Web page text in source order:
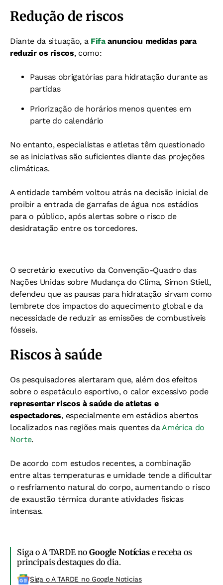
Redução de riscos
Diante da situação, a Fifaanunciou medidas para
reduzir os riscos, como:
Pausas obrigatórias para hidratação durante as
partidas
Priorização de horários menos quentes em
parte do calendário
No entanto, especialistas e atletas têm questionado
se as iniciativas são suficientes diante das projeções
climáticas.
A entidade também voltou atrás na decisão inicial de
proibir a entrada de garrafas de água nos estádios
para o público, após alertas sobre o risco de
desidratação entre os torcedores.
O secretário executivo da Convenção-Quadro das
Nações Unidas sobre Mudança do Clima, Simon Stiell,
defendeu que as pausas para hidratação sirvam como
lembrete dos impactos do aquecimento global e da
necessidade de reduzir as emissões de combustíveis
fósseis.
Riscos à saúde
Os pesquisadores alertaram que, além dos efeitos
sobre o espetáculo esportivo, o calor excessivo pode
representar riscos à saúde de atletas e
espectadores, especialmente em estádios abertos
localizados nas regiões mais quentes daAmérica do
Norte.
De acordo com estudos recentes, a combinação
entre altas temperaturas e umidade tende a dificultar
o resfriamento natural do corpo, aumentando o risco
de exaustão térmica durante atividades físicas
intensas.
Siga o A TARDE noGoogle Notíciase receba os
principais destaques do dia.
Siga o A TARDE no Google Noticias